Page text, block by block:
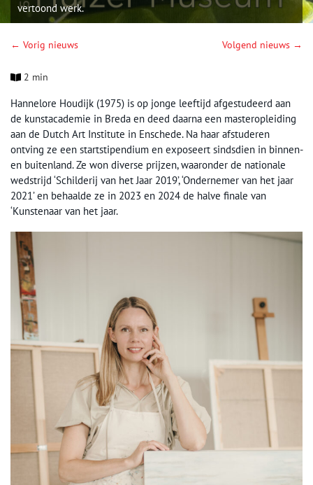
vertoond werk.
← Vorig nieuws Volgend nieuws →
2 min
Hannelore Houdijk (1975) is op jonge leeftijd afgestudeerd aan
de kunstacademie in Breda en deed daarna een masteropleiding
aan de Dutch Art Institute in Enschede. Na haar afstuderen
ontving ze een startstipendium en exposeert sindsdien in binnen-
en buitenland. Ze won diverse prijzen, waaronder de nationale
wedstrijd ‘Schilderij van het Jaar 2019’, ‘Ondernemer van het jaar
2021’ en behaalde ze in 2023 en 2024 de halve finale van
‘Kunstenaar van het jaar.